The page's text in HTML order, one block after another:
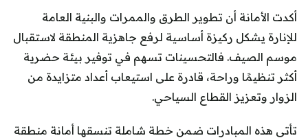
أكدت الأمانة أن تطوير الطرق والممرات والبنية العامة
للإنارة يشكل ركيزة أساسية لرفع جاهزية المنطقة لاستقبال
موسم الصيف. فالتحسينات تسهم في توفير بيئة حضرية
أكثر تنظيمًا وراحة، قادرة على استيعاب أعداد متزايدة من
الزوار وتعزيز القطاع السياحي.
تأتي هذه المبادرات ضمن خطة شاملة تنسقها أمانة منطقة